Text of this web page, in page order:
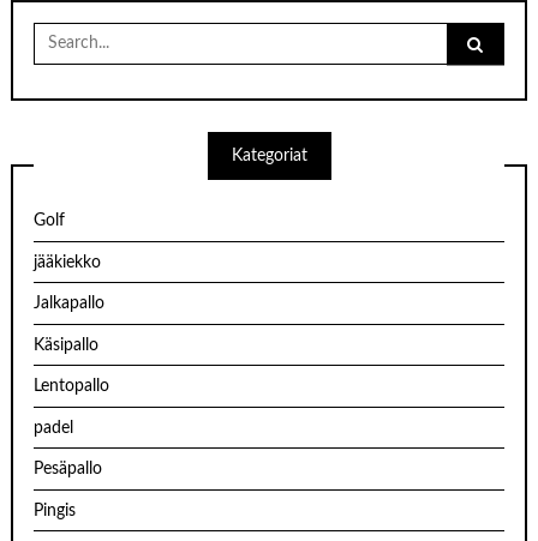
Search
for:
Kategoriat
Golf
jääkiekko
Jalkapallo
Käsipallo
Lentopallo
padel
Pesäpallo
Pingis